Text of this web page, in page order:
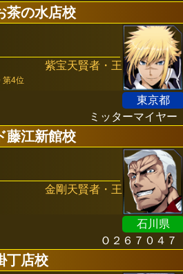
の水店校
紫宝天賢者・王
第4位
東京都
ミッターマイヤー
藤江新館校
金剛天賢者・王
石川県
Ｏ２６７０４７
丁店校